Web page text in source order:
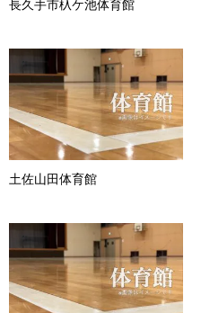
長久手市杁ケ池体育館
土佐山田体育館